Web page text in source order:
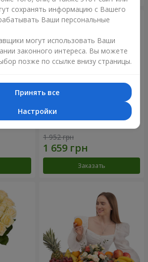
Букет из 21 кремовой розы
1 952 грн
Заказать
сохранять информацию с Вашего
Ваши персональные
могут использовать Ваши
законного интереса. Вы можете
позже по ссылке внизу страницы.
Принять все
Настройки